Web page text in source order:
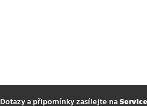
Dotazy a připomínky zasílejte na